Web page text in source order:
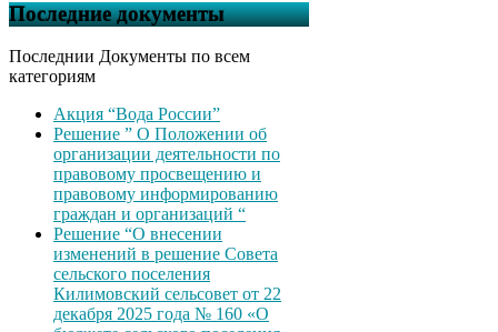
Последние документы
Последнии Документы по всем
категориям
Акция “Вода России”
Решение ” О Положении об
организации деятельности по
правовому просвещению и
правовому информированию
граждан и организаций “
Решение “О внесении
изменений в решение Совета
сельского поселения
Килимовский сельсовет от 22
декабря 2025 года № 160 «О